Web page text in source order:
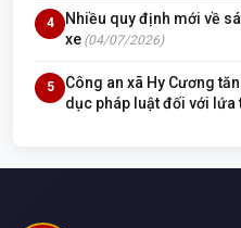
4
Nhiều quy định mới về
xe (04/07/2026)
5
Công an xã Hy Cương
dục pháp luật đối với lứa